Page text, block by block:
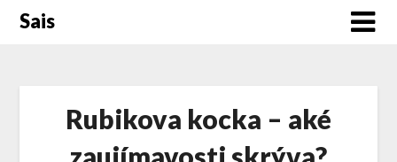
SkipSais
Rubikova kocka – aké